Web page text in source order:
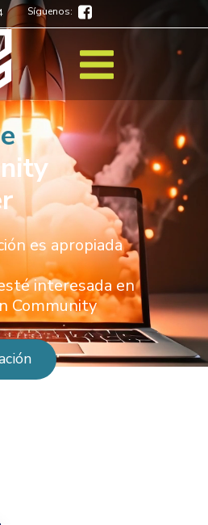
Síguenos:
es apropiada
interesada en
Community